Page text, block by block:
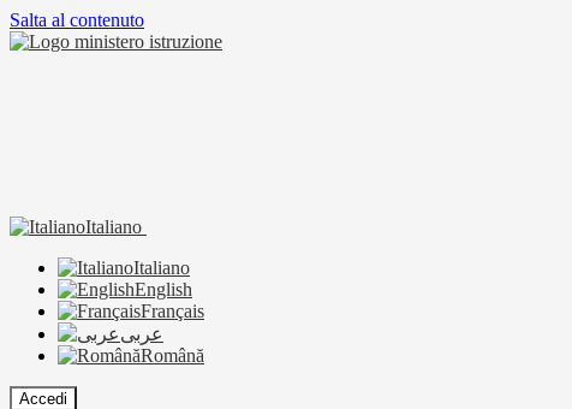
Salta al contenuto
Italiano
Italiano
English
Français
عربى
Română
Accedi